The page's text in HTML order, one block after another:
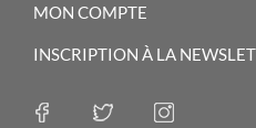
MON COMPTE
INSCRIPTION À LA